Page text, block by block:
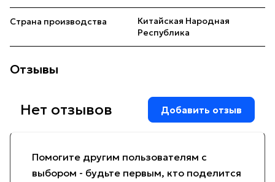
Страна производства
Китайская Народная
Республика
Отзывы
Помогите другим пользователям с
выбором - будьте первым, кто поделится
Нет отзывов Добавить отзыв